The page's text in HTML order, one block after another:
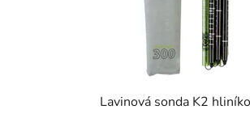
Lavinová sonda K2